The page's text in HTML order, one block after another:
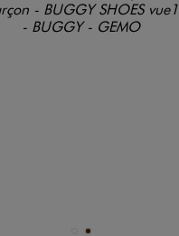
BLEU STANDARD
MARRON